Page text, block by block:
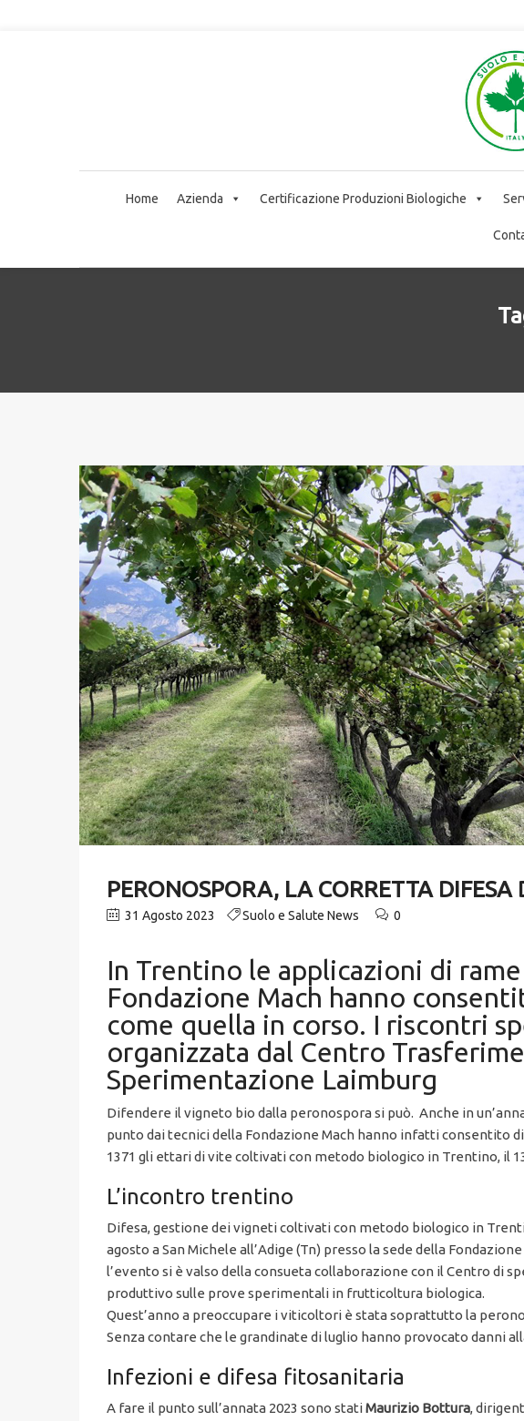
Home Azienda Certificazione Produzioni Biologiche
PERONOSPORA, LA CORRETTA DIFESA
31 Agosto 2023 Suolo e Salute News 0
In Trentino le applicazioni di
Fondazione Mach hanno
come quella in corso. I riscontri
organizzata dal Centro
Sperimentazione Laimburg
Difendere il vigneto bio dalla peronospora si può. Anche in
punto dai tecnici della Fondazione Mach hanno infatti consentito
1371 gli ettari di vite coltivati con metodo biologico in Trentino, il
L’incontro trentino
Difesa, gestione dei vigneti coltivati con metodo biologico in
agosto a San Michele all’Adige (Tn) presso la sede della
l’evento si è valso della consueta collaborazione con il Centro di
produttivo sulle prove sperimentali in frutticoltura biologica.
Quest’anno a preoccupare i viticoltori è stata soprattutto la
Senza contare che le grandinate di luglio hanno provocato danni
Infezioni e difesa fitosanitaria
A fare il punto sull’annata 2023 sono statiMaurizio Bottura,